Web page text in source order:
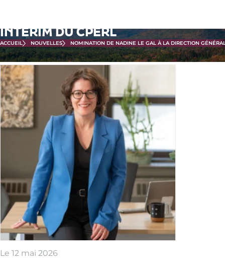
principal
INTÉRIM DU CPERL
ACCUEIL NOUVELLES NOMINATION DE NADINE LE GAL À LA DIRECTION
Le 12 mai 2026